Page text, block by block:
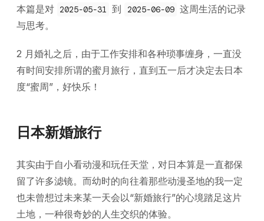
本篇是对 2025-05-31 到 2025-06-09 这周生活的记录
与思考。
2 月婚礼之后，由于工作安排和各种琐事缠身，一直没
有时间安排所谓的蜜月旅行，直到五一后才决定去日本
度“蜜周”，好快乐！
日本新婚旅行
其实由于自小看动漫和玩任天堂，对日本算是一直都保
留了许多滤镜。而幼时的向往着那些动漫圣地的我一定
也未曾想过未来某一天会以“新婚旅行”的心境踏足这片
土地，一种很奇妙的人生交织的体验。